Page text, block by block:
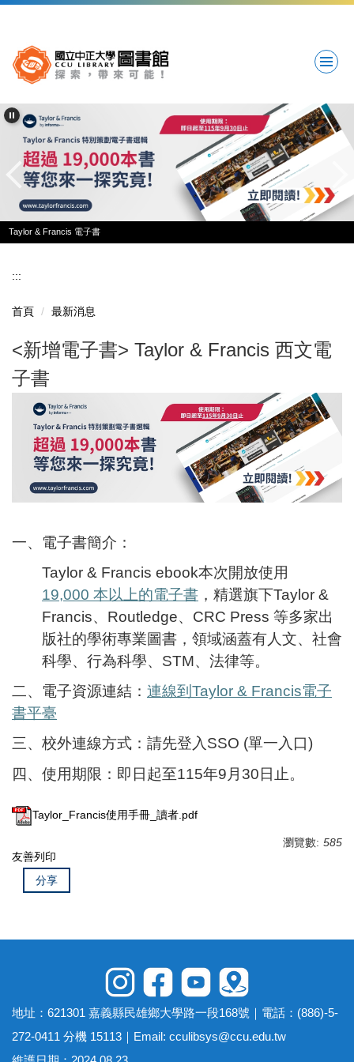
要
內
區
Taylor & Francis 電子書
:::
首頁 最新消息
<新增電子書> Taylor & Francis 西文電
子書
一、電子書簡介：
Taylor & Francis ebook本次開放使用
19,000 本以上的電子書 ，精選旗下Taylor &
Francis、Routledge、CRC Press 等多家出
版社的學術專業圖書，領域涵蓋有人文、社會
科學、行為科學、STM、法律等。
二、電子資源連結： 連線到Taylor & Francis電子
書平臺
三、校外連線方式：請先登入SSO (單一入口)
四、使用期限：即日起至115年9月30日止。
Taylor_Francis使用手冊_讀者.pdf
瀏覽數: 585
友善列印
分享
地址：621301 嘉義縣民雄鄉大學路一段168號｜電話：(886)-5-
272-0411 分機 15113｜Email: cculibsys@ccu.edu.tw